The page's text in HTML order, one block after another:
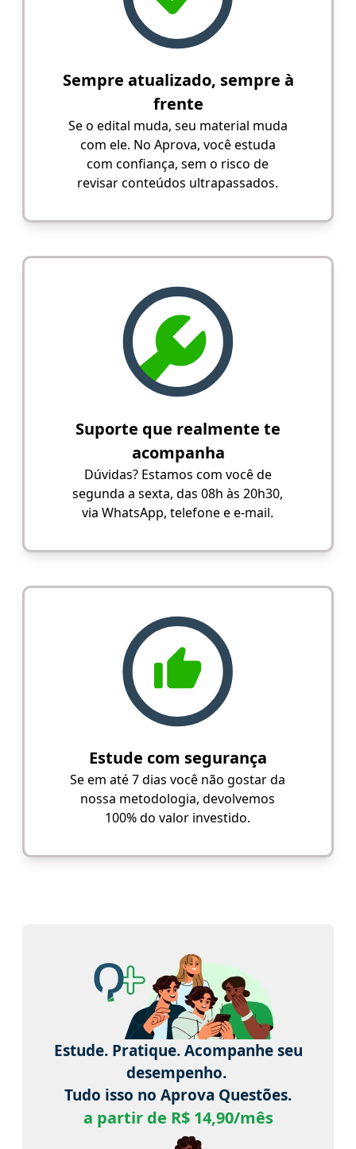
Sempre atualizado, sempre à
frente
Se o edital muda, seu material muda
com ele. No Aprova, você estuda
com confiança, sem o risco de
revisar conteúdos ultrapassados.
Suporte que realmente te
acompanha
Dúvidas? Estamos com você de
segunda a sexta, das 08h às 20h30,
via WhatsApp, telefone e e-mail.
Estude com segurança
Se em até 7 dias você não gostar da
nossa metodologia, devolvemos
100% do valor investido.
Estude. Pratique. Acompanhe seu
desempenho.
Tudo isso no Aprova Questões.
a partir de R$ 14,90/mês